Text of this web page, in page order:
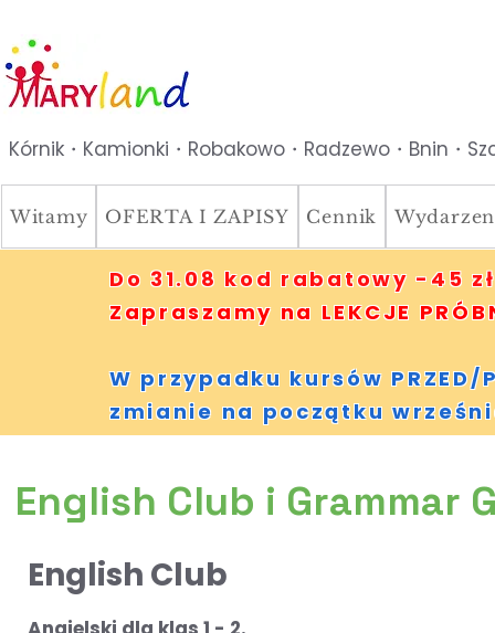
Kórnik・Kamionki・Robakowo・Radzewo・Bnin・
Witamy OFERTA I ZAPISY Cennik
Do 31.08 kod rabatowy -45
Zapraszamy na LEKCJE
W przypadku kursów PRZED/
zmianie na początku
English Club i Grammar
English Club